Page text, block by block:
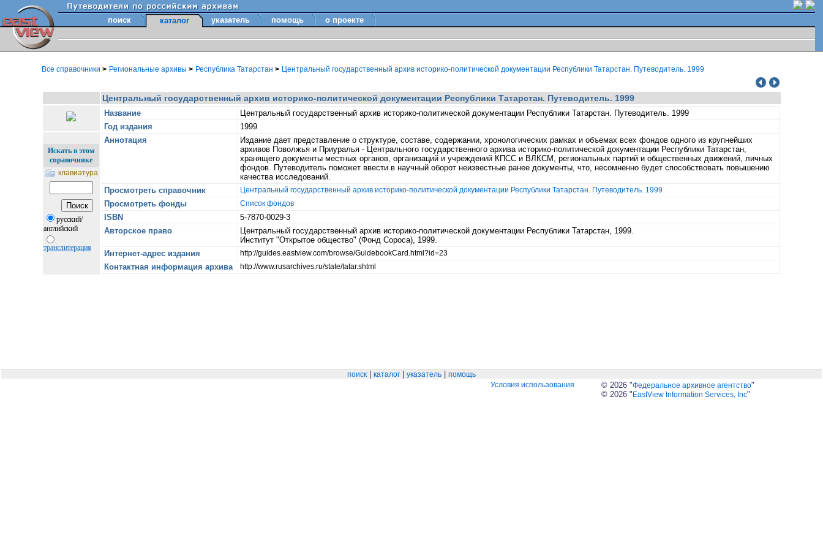
поиск каталог указатель помощь о проекте
Все справочники > Региональные архивы > Республика Татарстан > Центральный государственный архив историко-политической документации Республики Татарстан. Путеводитель. 1999
Центральный государственный архив историко-политической документации Республики Татарстан. Путеводитель. 1999
Название
Центральный государственный архив историко-политической документации Республики Татарстан. Путеводитель. 1999
Год издания
1999
Аннотация
Издание дает представление о структуре, составе, содержании, хронологических рамках и объемах всех фондов одного из крупнейших
архивов Поволжья и Приуралья - Центрального государственного архива историко-политической документации Республики Татарстан,
хранящего документы местных органов, организаций и учреждений КПСС и ВЛКСМ, региональных партий и общественных движений, личных
фондов. Путеводитель поможет ввести в научный оборот неизвестные ранее документы, что, несомненно будет способствовать повышению
качества исследований.
Просмотреть справочник
Центральный государственный архив историко-политической документации Республики Татарстан. Путеводитель. 1999
Просмотреть фонды Список фондов
ISBN
5-7870-0029-3
Авторское право
Центральный государственный архив историко-политической документации Республики Татарстан, 1999.
Институт "Открытое общество" (Фонд Сороса), 1999.
Интернет-адрес издания
http://guides.eastview.com/browse/GuidebookCard.html?id=23
Контактная информация архива http://www.rusarchives.ru/state/tatar.shtml
Искать в этом
справочнике
клавиатура
русский/
английский
транслитерация
поиск каталог указатель
помощь
Условия использования
© 2026 "Федеральное архивное агентство"
© 2026 " EastView Information Services, Inc"